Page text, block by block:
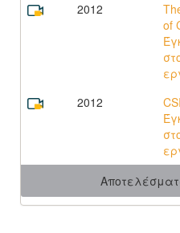
2012
of
2012